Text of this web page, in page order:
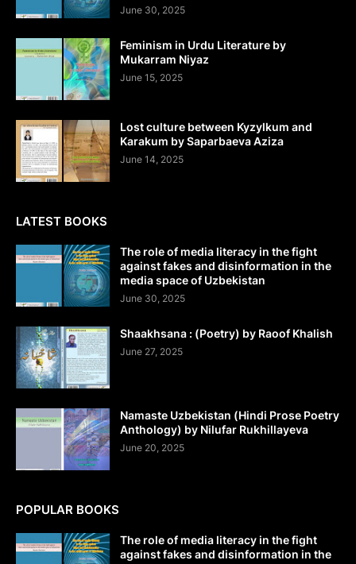
June 30, 2025
Feminism in Urdu Literature by
Mukarram Niyaz
June 15, 2025
Lost culture between Kyzylkum and
Karakum by Saparbaeva Aziza
June 14, 2025
LATEST BOOKS
The role of media literacy in the fight
against fakes and disinformation in the
media space of Uzbekistan
June 30, 2025
Shaakhsana : (Poetry) by Raoof Khalish
June 27, 2025
Namaste Uzbekistan (Hindi Prose Poetry
Anthology) by Nilufar Rukhillayeva
June 20, 2025
POPULAR BOOKS
The role of media literacy in the fight
against fakes and disinformation in the